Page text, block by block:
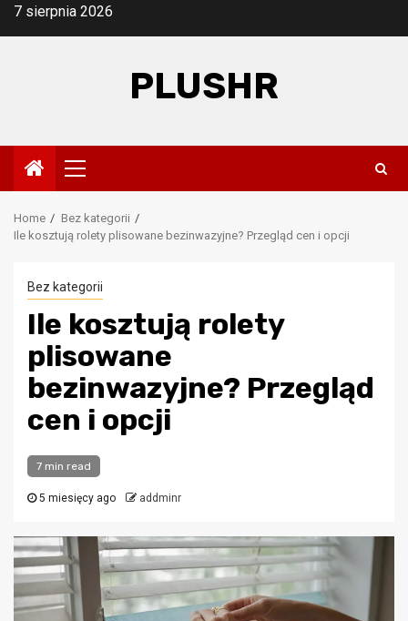
Skip7 sierpnia 2026
PLUSHR
Primary
Menu
Home
Bez kategorii
Ile kosztują rolety plisowane bezinwazyjne? Przegląd cen i opcji
Bez kategorii
Ile kosztują rolety
plisowane
bezinwazyjne? Przegląd
cen i opcji
7 min read
5 miesięcy ago addminr